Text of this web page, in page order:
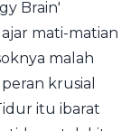
Brain'
mati-matian
malah
krusial
itu ibarat